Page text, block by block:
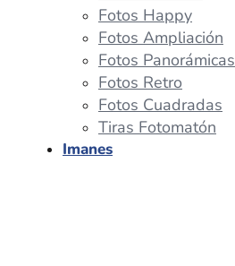
Fotos Happy
Fotos Ampliación
Fotos Panorámicas
Fotos Retro
Fotos Cuadradas
Tiras Fotomatón
Imanes